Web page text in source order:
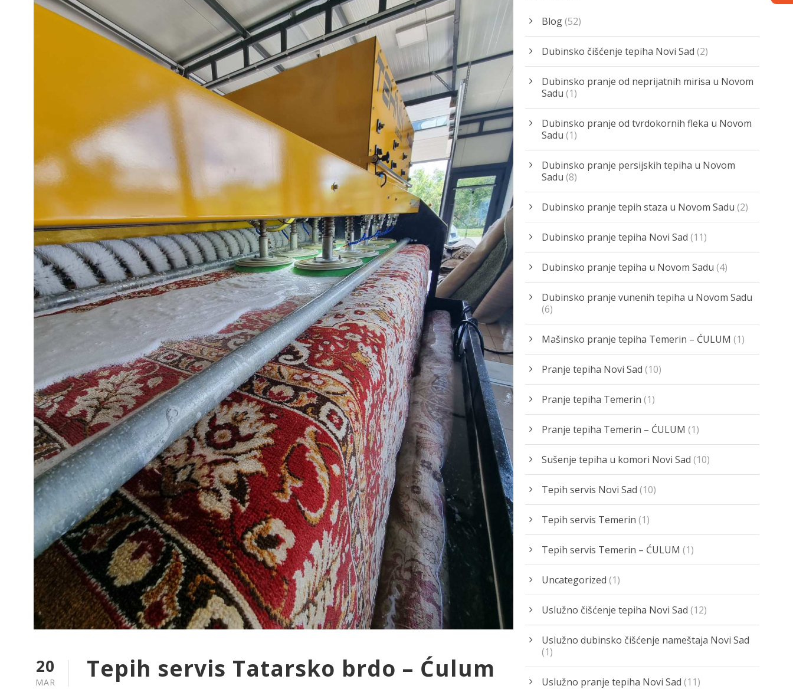
20
MAR Tepih servis Tatarsko brdo – Ćulum
Blog(52)
Dubinsko čišćenje tepiha Novi Sad (2)
Dubinsko pranje od neprijatnih mirisa u Novom
Sadu (1)
Dubinsko pranje od tvrdokornih fleka u Novom
Sadu (1)
Dubinsko pranje persijskih tepiha u Novom
Sadu (8)
Dubinsko pranje tepih staza u Novom Sadu (2)
Dubinsko pranje tepiha Novi Sad (11)
Dubinsko pranje tepiha u Novom Sadu (4)
Dubinsko pranje vunenih tepiha u Novom Sadu
(6)
Mašinsko pranje tepiha Temerin – ĆULUM (1)
Pranje tepiha Novi Sad (10)
Pranje tepiha Temerin (1)
Pranje tepiha Temerin – ĆULUM (1)
Sušenje tepiha u komori Novi Sad (10)
Tepih servis Novi Sad (10)
Tepih servis Temerin (1)
Tepih servis Temerin – ĆULUM (1)
Uncategorized (1)
Uslužno čišćenje tepiha Novi Sad (12)
Uslužno dubinsko čišćenje nameštaja Novi Sad
(1)
Uslužno pranje tepiha Novi Sad (11)